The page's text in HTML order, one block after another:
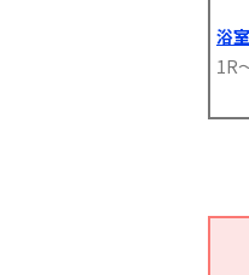
浴
1R